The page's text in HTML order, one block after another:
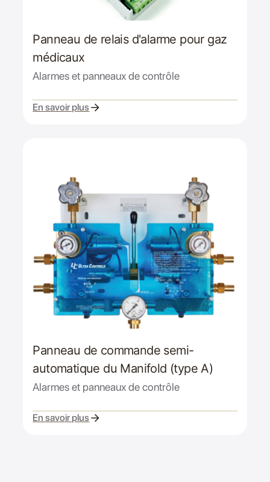
Panneau de relais d'alarme pour gaz
médicaux
Alarmes et panneaux de contrôle
En savoir plus
Panneau de commande semi-
automatique du Manifold (type A)
Alarmes et panneaux de contrôle
En savoir plus